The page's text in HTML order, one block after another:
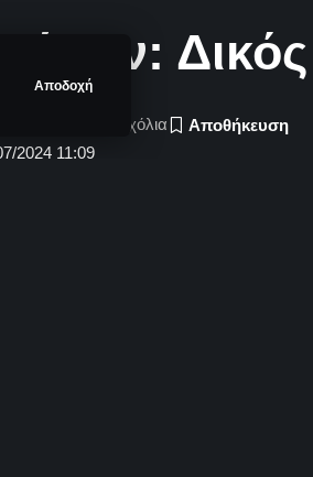
Αποδοχή
2024 11:09
Δεν υπάρχουν Σχόλια